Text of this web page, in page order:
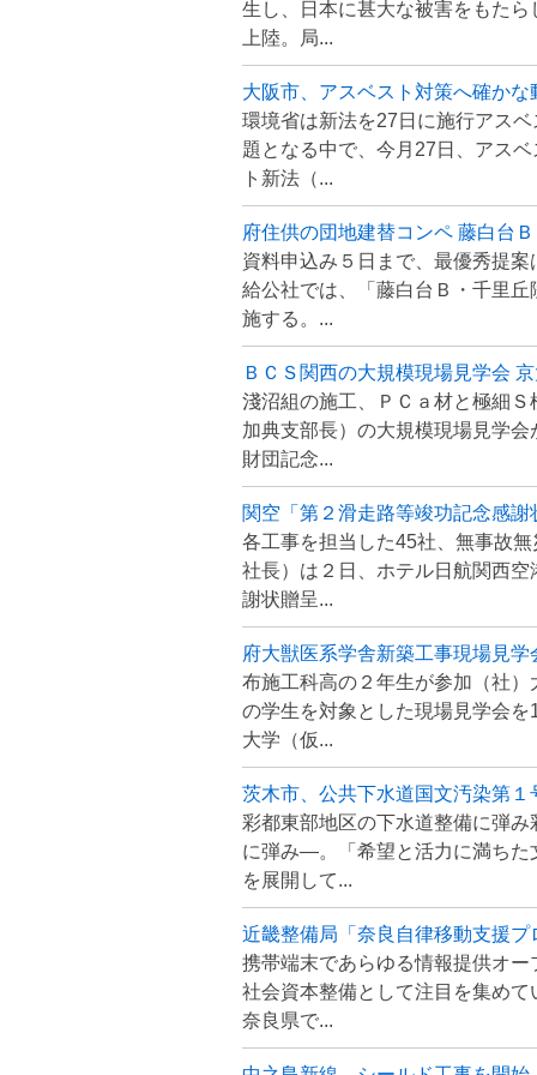
生し、日本に甚大な被害をもた
上陸。局...
大阪市、アスベスト対策へ確かな
環境省は新法を27日に施行アス
題となる中で、今月27日、アス
ト新法（...
府住供の団地建替コンペ 藤白台
資料申込み５日まで、最優秀提
給公社では、「藤白台Ｂ・千里
施する。...
ＢＣＳ関西の大規模現場見学会
淺沼組の施工、ＰＣａ材と極細
加典支部長）の大規模現場見学
財団記念...
関空「第２滑走路等竣功記念感謝
各工事を担当した45社、無事故
社長）は２日、ホテル日航関西
謝状贈呈...
府大獣医系学舎新築工事現場見
布施工科高の２年生が参加（社
の学生を対象とした現場見学会
大学（仮...
茨木市、公共下水道国文汚染第１
彩都東部地区の下水道整備に弾
に弾み―。「希望と活力に満ち
を展開して...
近畿整備局「奈良自律移動支援
携帯端末であらゆる情報提供オ
社会資本整備として注目を集め
奈良県で...